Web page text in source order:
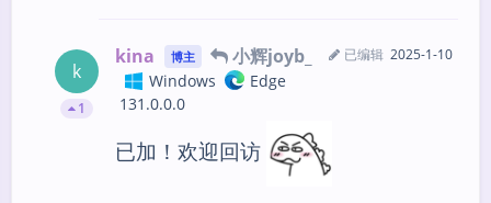
k
1
kina 博主 小辉joyb_
Windows
Edge
131.0.0.0
已编辑 2025-1-10
已加！欢迎回访